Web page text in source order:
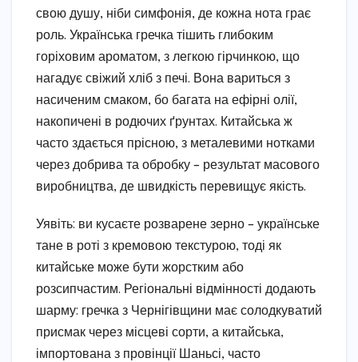
свою душу, ніби симфонія, де кожна нота грає
роль. Українська гречка тішить глибоким
горіховим ароматом, з легкою гірчинкою, що
нагадує свіжий хліб з печі. Вона вариться з
насиченим смаком, бо багата на ефірні олії,
накопичені в родючих ґрунтах. Китайська ж
часто здається прісною, з металевими нотками
через добрива та обробку – результат масового
виробництва, де швидкість перевищує якість.
Уявіть: ви кусаєте розварене зерно – українське
тане в роті з кремовою текстурою, тоді як
китайське може бути жорстким або
розсипчастим. Регіональні відмінності додають
шарму: гречка з Чернігівщини має солодкуватий
присмак через місцеві сорти, а китайська,
імпортована з провінції Шаньсі, часто